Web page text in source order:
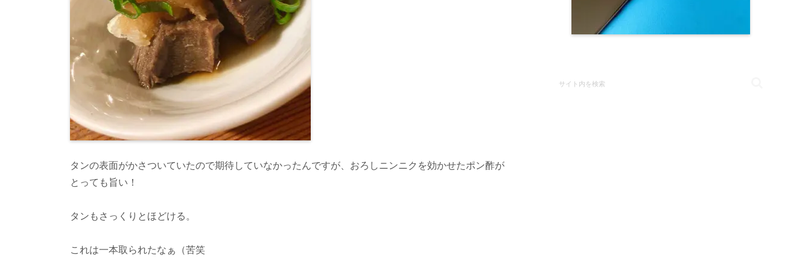
タンの表面がかさついていたので期待していなかったんですが、おろしニンニクを効かせたポン酢が
とっても旨い！
タンもさっくりとほどける。
これは一本取られたなぁ（苦笑